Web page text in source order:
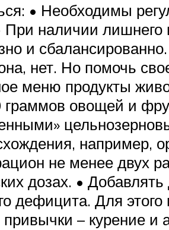
• Необходимы
наличии
и
нет. Но помочь
продукты
овощей и
например,
не менее двух
дозах. •
дефицита. Для
– курение и